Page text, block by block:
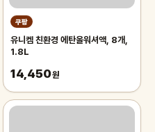
쿠팡
유니켐 친환경 에탄올워셔액, 8개,
1.8L
14,450원